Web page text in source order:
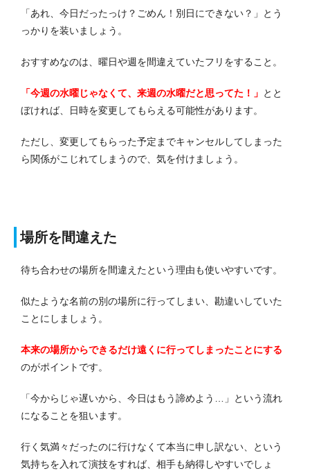
「あれ、今日だったっけ？ごめん！別日にできない？」とう
っかりを装いましょう。
おすすめなのは、曜日や週を間違えていたフリをすること。
「今週の水曜じゃなくて、来週の水曜だと思ってた！」 とと
ぼければ、日時を変更してもらえる可能性があります。
ただし、変更してもらった予定までキャンセルしてしまった
ら関係がこじれてしまうので、気を付けましょう。
場所を間違えた
待ち合わせの場所を間違えたという理由も使いやすいです。
似たような名前の別の場所に行ってしまい、勘違いしていた
ことにしましょう。
本来の場所からできるだけ遠くに行ってしまったことにする
のがポイントです。
「今からじゃ遅いから、今日はもう諦めよう…」という流れ
になることを狙います。
行く気満々だったのに行けなくて本当に申し訳ない、という
気持ちを入れて演技をすれば、相手も納得しやすいでしょ